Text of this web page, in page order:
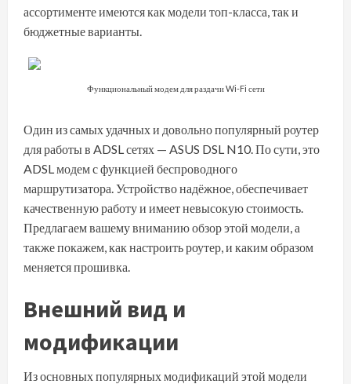
ассортименте имеются как модели топ-класса, так и
бюджетные варианты.
Функциональный модем для раздачи Wi-Fi сети
Один из самых удачных и довольно популярный роутер
для работы в ADSL сетях — ASUS DSL N10. По сути, это
ADSL модем с функцией беспроводного
маршрутизатора. Устройство надёжное, обеспечивает
качественную работу и имеет невысокую стоимость.
Предлагаем вашему вниманию обзор этой модели, а
также покажем, как настроить роутер, и каким образом
меняется прошивка.
Внешний вид и
модификации
Из основных популярных модификаций этой модели